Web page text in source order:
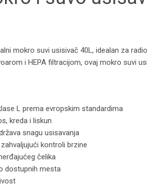
mokro suvi usisivač 40L, idealan za
i HEPA filtracijom, ovaj mokro suvi
L prema evropskim standardima
kreda i liskun
snagu usisavanja
kontroli brzine
čelika
dostupnih mesta